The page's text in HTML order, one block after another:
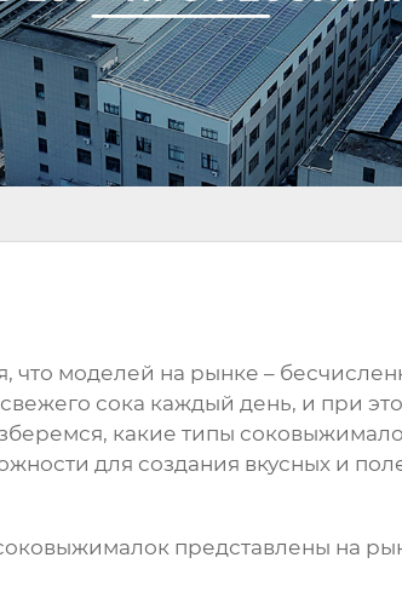
что моделей на рынке –
сока каждый день, и при
какие типы
для создания вкусных и
представлены на